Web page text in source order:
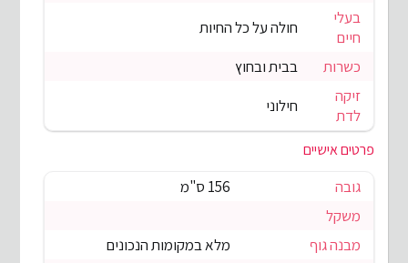
בעלי
חיים
חולה על כל החיות
כשרות
בבית ובחוץ
זיקה
לדת
חילוני
פרטים אישיים
גובה
156 ס"מ
משקל
מבנה גוף
מלא במקומות הנכונים